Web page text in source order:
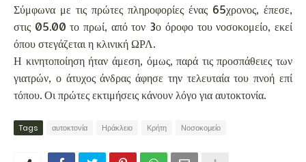
Σύμφωνα με τις πρώτες πληροφορίες ένας 65χρονος, έπεσε,
στις 05.00 το πρωί, από τον 3ο όροφο του νοσοκομείο, εκεί
όπου στεγάζεται η κλινική ΩΡΛ.
Η κινητοποίηση ήταν άμεση, όμως, παρά τις προσπάθειες των
γιατρών, ο άτυχος άνδρας άφησε την τελευταία του πνοή επί
τόπου. Οι πρώτες εκτιμήσεις κάνουν λόγο για αυτοκτονία.
Tags αυτοκτονία Ηράκλειο Κρήτη Νοσοκομείο